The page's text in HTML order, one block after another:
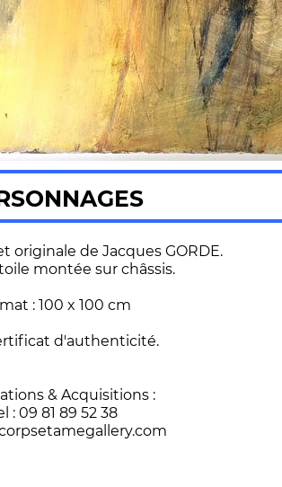
originale de Jacques GORDE.
montée sur châssis.
: 100 x 100 cm
d'authenticité.
& Acquisitions :
: 09 81 89 52 38